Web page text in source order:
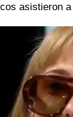
asistieron